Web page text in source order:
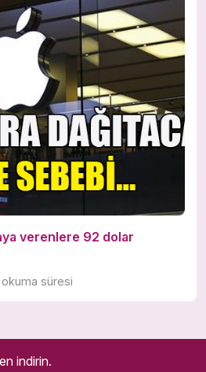
verenlere 92 dolar
okuma süresi
indirin.